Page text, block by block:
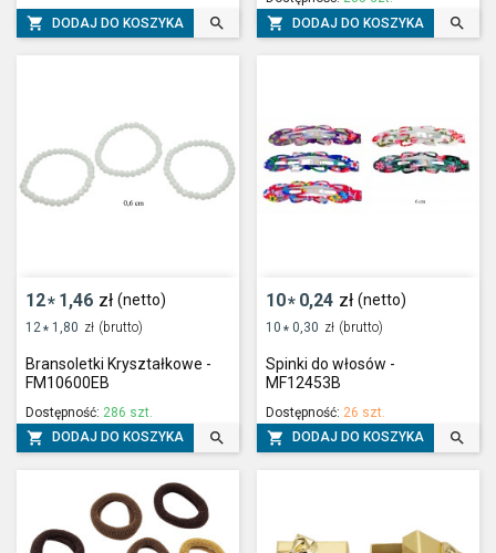
 DODAJ DO KOSZYKA   DODAJ DO KOSZYKA 
12* 1,46 zł (netto)
12 * 1,80 zł (brutto)
Bransoletki Kryształkowe -
FM10600EB
Dostępność: 286 szt.
 DODAJ DO KOSZYKA 
10* 0,24 zł (netto)
10 * 0,30 zł (brutto)
Spinki do włosów -
MF12453B
Dostępność: 26 szt.
 DODAJ DO KOSZYKA 